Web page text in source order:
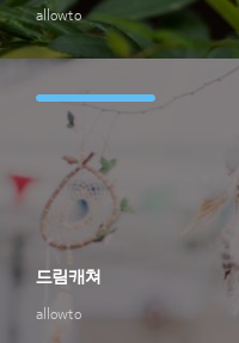
allowto
allowto
드림캐쳐